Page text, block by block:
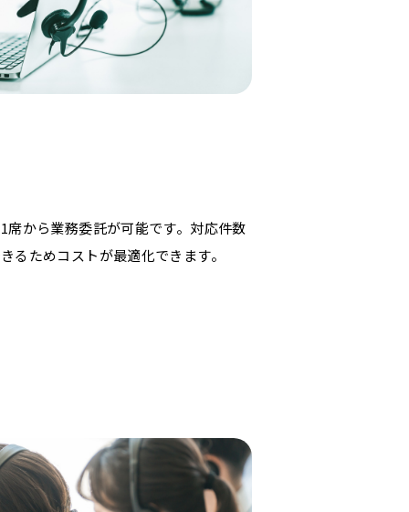
席から業務委託が可能です。対応件数
るためコストが最適化できます。